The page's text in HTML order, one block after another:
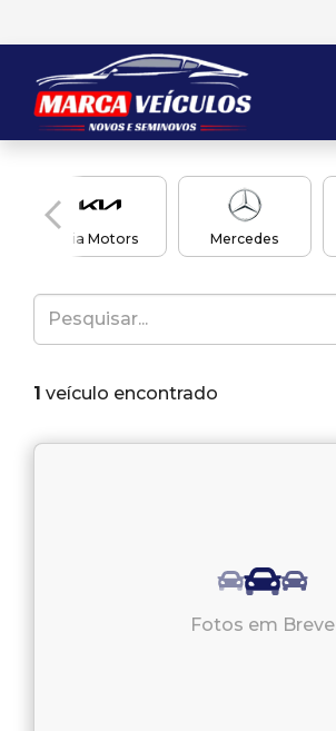
Kia Motors Mercedes
1 veículo encontrado
Fotos em Breve